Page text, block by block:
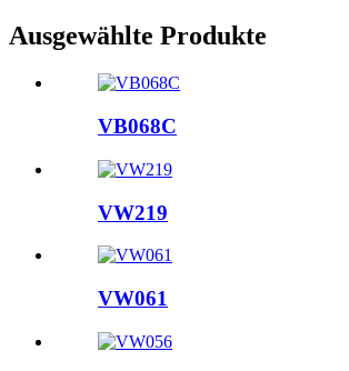
Ausgewählte Produkte
VB068C
VW219
VW061